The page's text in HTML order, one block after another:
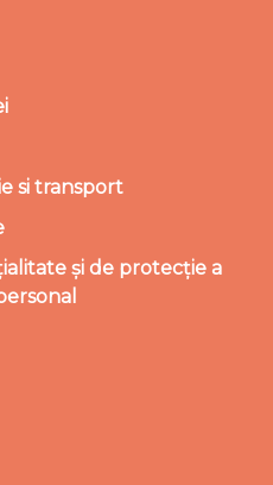
si transport
și de protecție a